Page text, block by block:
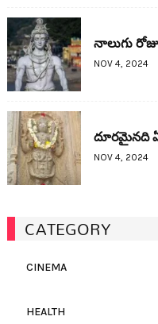
నాలుగు
NOV 4, 2024
దూరమైనది
NOV 4, 2024
CATEGORY
CINEMA
HEALTH